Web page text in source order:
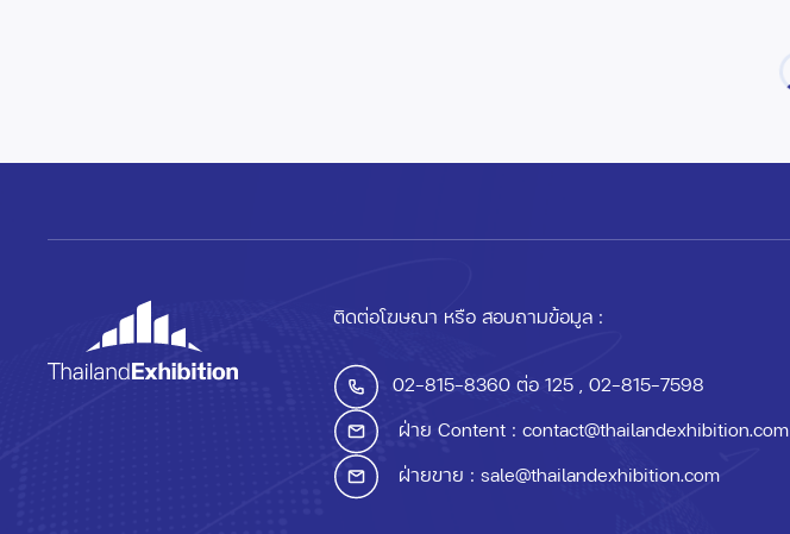
ติดต่อโฆษณา หรือ สอบถามข้อมูล :
02-815-8360 ต่อ 125 , 02-815-7598
ฝ่าย Content : contact@thailandexhibition.com
ฝ่ายขาย : sale@thailandexhibition.com